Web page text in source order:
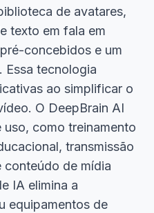
de avatares,
texto em fala em
concebidos e um
Essa tecnologia
ao simplificar o
O DeepBrain AI
como treinamento
transmissão
conteúdo de mídia
IA elimina a
equipamentos de